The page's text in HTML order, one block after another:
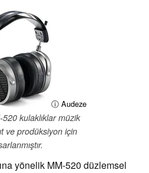
ⓘ Audeze
kulaklıklar müzik
ve prodüksiyon için
yönelik MM-520 düzlemsel